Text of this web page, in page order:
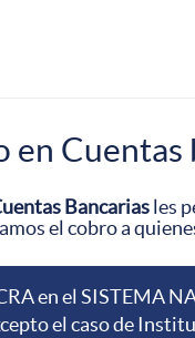
Cuentas
Bancariasles
el cobro a
en el SISTEMA
el caso de